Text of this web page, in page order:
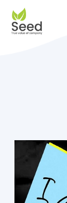
content
หน้าแรก
บล็อค
คู่มือ